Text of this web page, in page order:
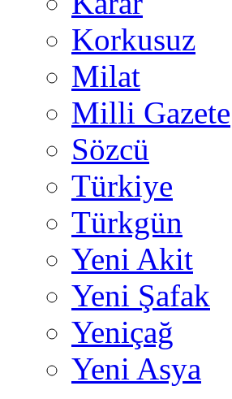
Korkusuz
Milat
Milli Gazete
Sözcü
Türkiye
Türkgün
Yeni Akit
Yeni Şafak
Yeniçağ
Yeni Asya